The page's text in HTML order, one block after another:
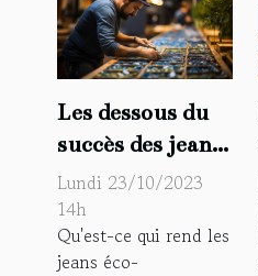
Les dessous du
succès des jeans
éco-
responsables
Lundi 23/10/2023
14h
Qu'est-ce qui rend les
jeans éco-